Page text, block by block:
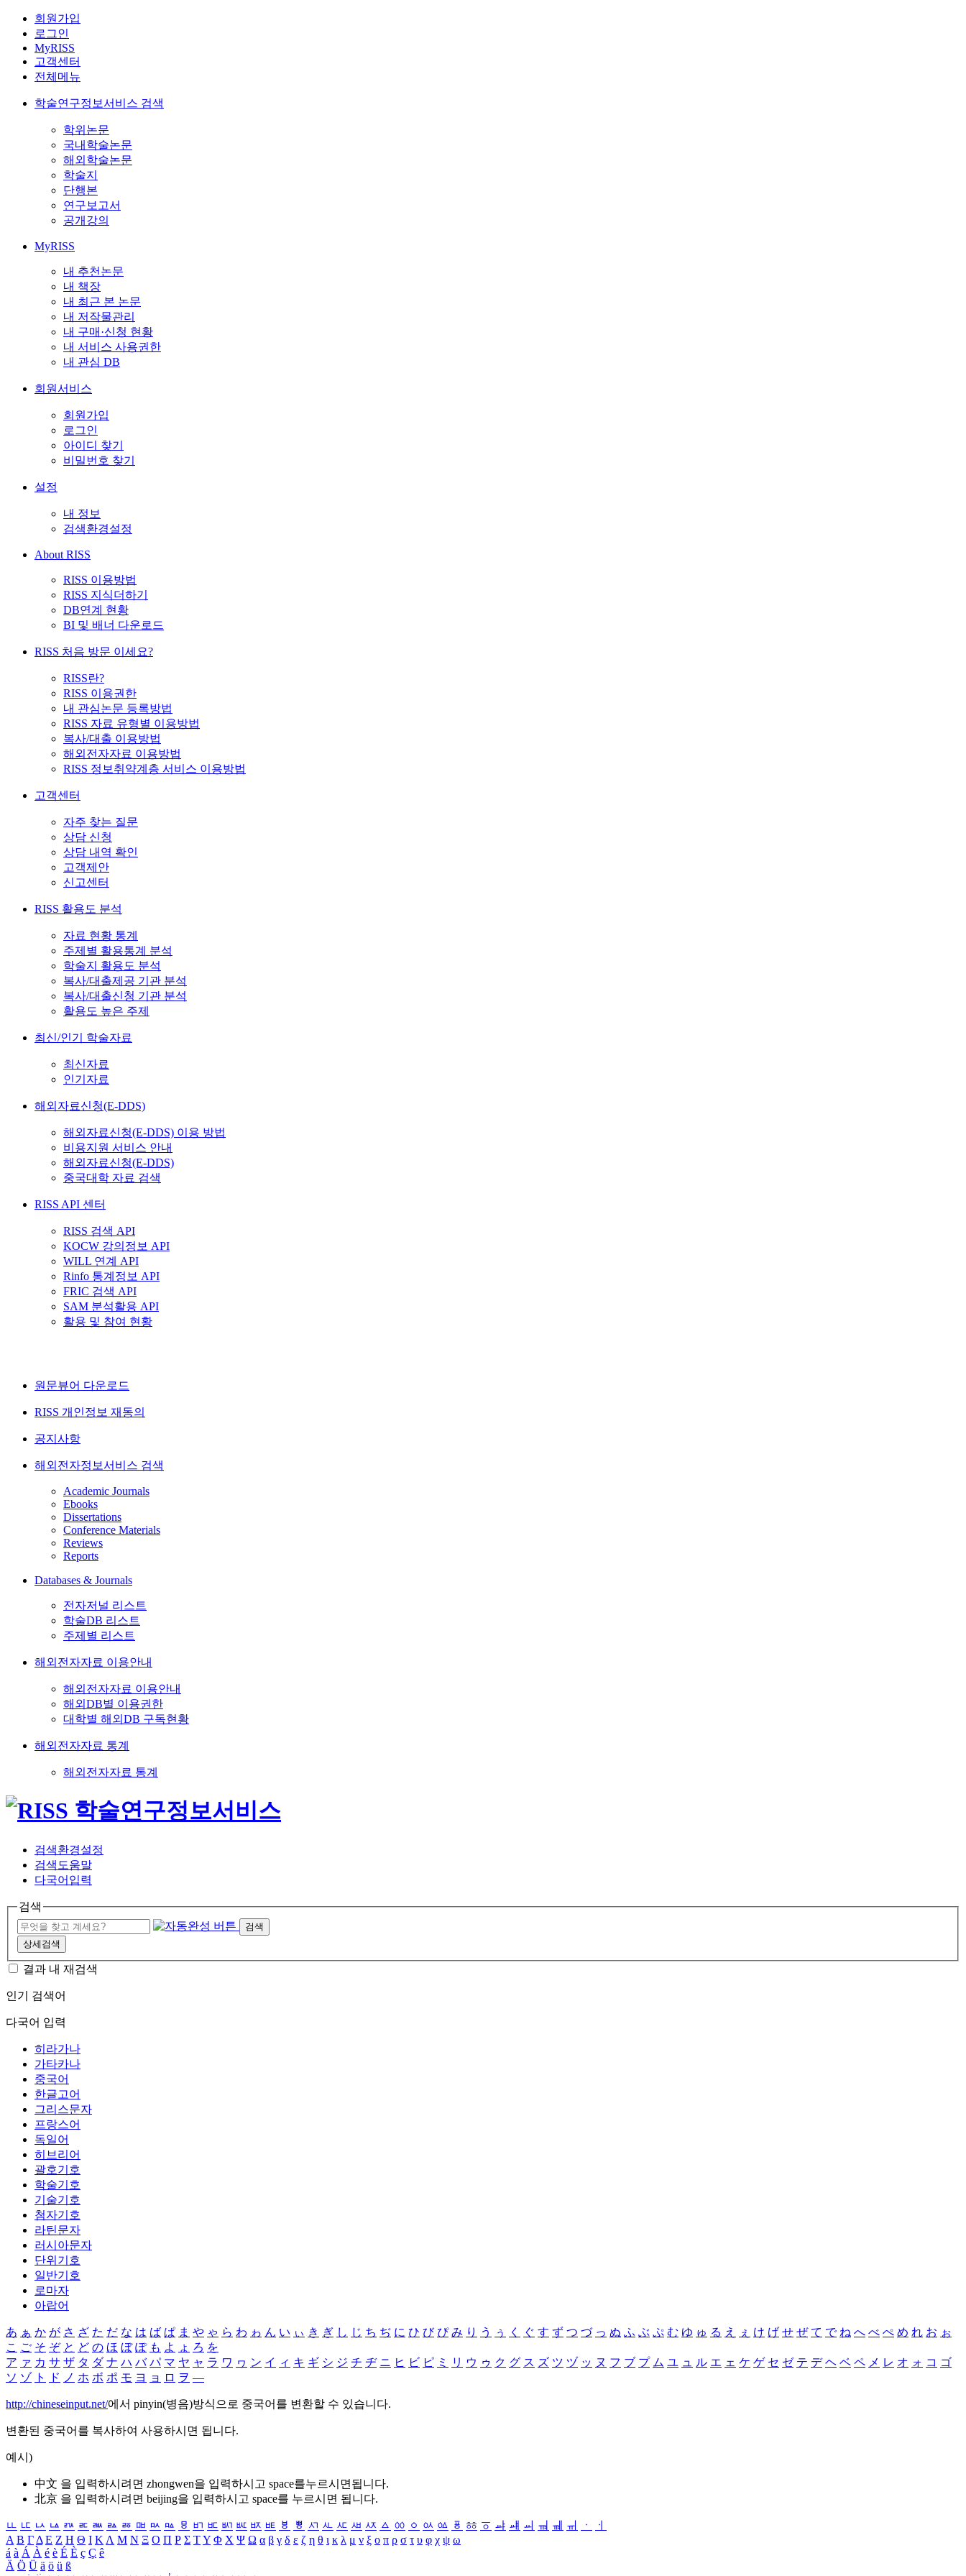
회원가입
로그인
MyRISS
고객센터
전체메뉴
학술연구정보서비스 검색
학위논문
국내학술논문
해외학술논문
학술지
단행본
연구보고서
공개강의
MyRISS
내 추천논문
내 책장
내 최근 본 논문
내 저작물관리
내 구매·신청 현황
내 서비스 사용권한
내 관심 DB
회원서비스
회원가입
로그인
아이디 찾기
비밀번호 찾기
설정
내 정보
검색환경설정
About RISS
RISS 이용방법
RISS 지식더하기
DB연계 현황
BI 및 배너 다운로드
RISS 처음 방문 이세요?
RISS란?
RISS 이용권한
내 관심논문 등록방법
RISS 자료 유형별 이용방법
복사/대출 이용방법
해외전자자료 이용방법
RISS 정보취약계층 서비스 이용방법
고객센터
자주 찾는 질문
상담 신청
상담 내역 확인
고객제안
신고센터
RISS 활용도 분석
자료 현황 통계
주제별 활용통계 분석
학술지 활용도 분석
복사/대출제공 기관 분석
복사/대출신청 기관 분석
활용도 높은 주제
최신/인기 학술자료
최신자료
인기자료
해외자료신청(E-DDS)
해외자료신청(E-DDS) 이용 방법
비용지원 서비스 안내
해외자료신청(E-DDS)
중국대학 자료 검색
RISS API 센터
RISS 검색 API
KOCW 강의정보 API
WILL 연계 API
Rinfo 통계정보 API
FRIC 검색 API
SAM 분석활용 API
활용 및 참여 현황
원문뷰어 다운로드
RISS 개인정보 재동의
공지사항
해외전자정보서비스 검색
Academic Journals
Ebooks
Dissertations
Conference Materials
Reviews
Reports
Databases & Journals
전자저널 리스트
학술DB 리스트
주제별 리스트
해외전자자료 이용안내
해외전자자료 이용안내
해외DB별 이용권한
대학별 해외DB 구독현황
해외전자자료 통계
해외전자자료 통계
검색환경설정
검색도움말
다국어입력
검색
검색
상세검색
결과 내 재검색
인기 검색어
다국어 입력
히라가나
가타카나
중국어
한글고어
그리스문자
프랑스어
독일어
히브리어
괄호기호
학술기호
기술기호
첨자기호
라틴문자
러시아문자
단위기호
일반기호
로마자
아랍어
あ ぁ か が さ ざ た だ な は ば ぱ ま や ゃ ら わ ゎ ん い ぃ き ぎ し じ ち ぢ に ひ び ぴ み り う ぅ く ぐ す ず つ づ っ ぬ ふ ぶ ぷ む ゆ ゅ る え ぇ け げ せ ぜ て で ね へ べ ぺ め れ お ぉ
こ ご そ ぞ と ど の ほ ぼ ぽ も よ ょ ろ を
ア ァ カ サ ザ タ ダ ナ ハ バ パ マ ヤ ャ ラ ワ ヮ ン イ ィ キ ギ シ ジ チ ヂ ニ ヒ ビ ピ ミ リ ウ ゥ ク グ ス ズ ツ ヅ ッ ヌ フ ブ プ ム ユ ュ ル エ ェ ケ ゲ セ ゼ テ デ ヘ ベ ペ メ レ オ ォ コ ゴ
ソ ゾ ト ド ノ ホ ボ ポ モ ヨ ョ ロ ヲ ―
http://chineseinput.net/에서 pinyin(병음)방식으로 중국어를 변환할 수 있습니다.
변환된 중국어를 복사하여 사용하시면 됩니다.
예시)
中文 을 입력하시려면 zhongwen을 입력하시고 space를누르시면됩니다.
北京 을 입력하시려면 beijing을 입력하시고 space를 누르시면 됩니다.
ㅥ ㅦ ㅧ ㅨ ㅩ ㅪ ㅫ ㅬ ㅭ ㅮ ㅯ ㅰ ㅱ ㅲ ㅳ ㅴ ㅵ ㅶ ㅷ ㅸ ㅹ ㅺ ㅻ ㅼ ㅽ ㅾ ㅿ ㆀ ㆁ ㆂ ㆃ ㆄ ㆅ ㆆ ㆇ ㆈ ㆉ ㆊ ㆋ ㆌ ㆍ
ㆎ
Α Β ΓΔ Ε Ζ Η Θ Ι ΚΛ Μ Ν Ξ Ο Π Ρ Σ ΤΥ Φ Χ Ψ Ω α β γ δ ε ζ η θ ι κ λ μ ν ξ ο π ρ σ τ υ φ χ ψ ω
á à Á À é è É È ç Ç ê
Ä Ö Ü ä ö ü ß